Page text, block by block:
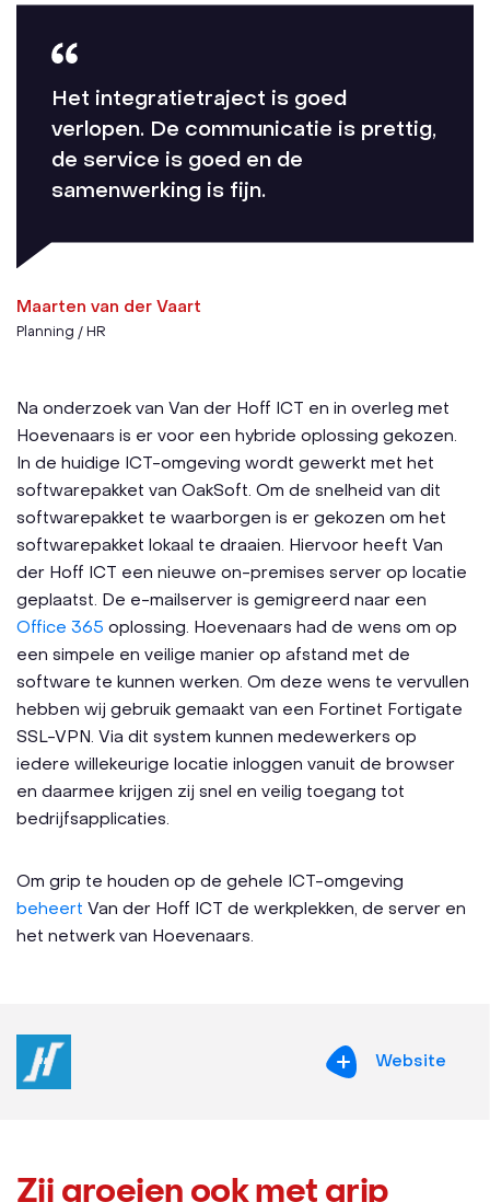
Het integratietraject is goed
verlopen. De communicatie is prettig,
de service is goed en de
samenwerking is fijn.
Maarten van der Vaart
Planning / HR
Na onderzoek van Van der Hoff ICT en in overleg met
Hoevenaars is er voor een hybride oplossing gekozen.
In de huidige ICT-omgeving wordt gewerkt met het
softwarepakket van OakSoft. Om de snelheid van dit
softwarepakket te waarborgen is er gekozen om het
softwarepakket lokaal te draaien. Hiervoor heeft Van
der Hoff ICT een nieuwe on-premises server op locatie
geplaatst. De e-mailserver is gemigreerd naar een
Office 365 oplossing. Hoevenaars had de wens om op
een simpele en veilige manier op afstand met de
software te kunnen werken. Om deze wens te vervullen
hebben wij gebruik gemaakt van een Fortinet Fortigate
SSL-VPN. Via dit system kunnen medewerkers op
iedere willekeurige locatie inloggen vanuit de browser
en daarmee krijgen zij snel en veilig toegang tot
bedrijfsapplicaties.
Om grip te houden op de gehele ICT-omgeving
beheert Van der Hoff ICT de werkplekken, de server en
het netwerk van Hoevenaars.
Website
Zij groeien ook met grip